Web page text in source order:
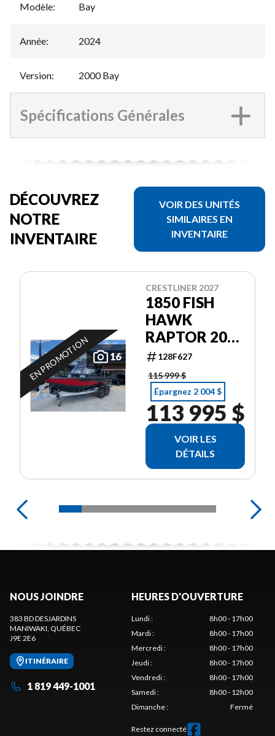
Modèle: Bay
Année: 2024
Version: 2000 Bay
Spécifications Générales
DÉCOUVREZ
NOTRE
INVENTAIRE
VOIR DES UNITÉS
SIMILAIRES EN
INVENTAIRE
16
EN PROMOTION
CRESTLINER 2027
1850 FISH
HAWK
RAPTOR 200
PRO XS4
128F627
115 999 $
Épargnez 2 004 $
113 995 $
VOIR LES
DÉTAILS
NOUS JOINDRE
383 BD DESJARDINS
MANIWAKI, QUÉBEC
J9E 2E6
ITINÉRAIRE
1 819 449-1001
HEURES D'OUVERTURE
Lundi:
8h00 - 17h00
Mardi:
8h00 - 17h00
Mercredi:
8h00 - 17h00
Jeudi:
8h00 - 17h00
Vendredi:
8h00 - 17h00
Samedi:
8h00 - 12h00
Dimanche: Fermé
Restez connecté